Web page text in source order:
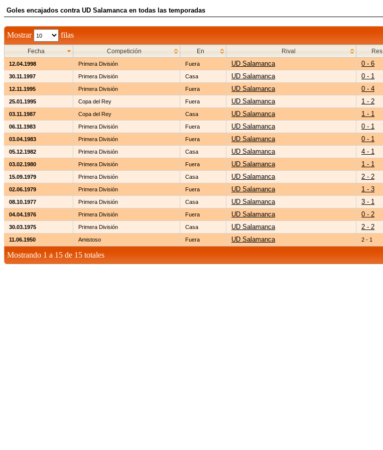
Goles encajados contra UD Salamanca en todas las temporadas
Mostrar filas
Fecha Competición En Rival Res
12.04.1998 Primera División Fuera UD Salamanca 0 - 6
30.11.1997 Primera División Casa UD Salamanca 0 - 1
12.11.1995 Primera División Fuera UD Salamanca 0 - 4
25.01.1995 Copa del Rey Fuera UD Salamanca 1 - 2
03.11.1987 Copa del Rey Casa UD Salamanca 1 - 1
06.11.1983 Primera División Fuera UD Salamanca 0 - 1
03.04.1983 Primera División Fuera UD Salamanca 0 - 1
05.12.1982 Primera División Casa UD Salamanca 4 - 1
03.02.1980 Primera División Fuera UD Salamanca 1 - 1
15.09.1979 Primera División Casa UD Salamanca 2 - 2
02.06.1979 Primera División Fuera UD Salamanca 1 - 3
08.10.1977 Primera División Casa UD Salamanca 3 - 1
04.04.1976 Primera División Fuera UD Salamanca 0 - 2
30.03.1975 Primera División Casa UD Salamanca 2 - 2
11.06.1950 Amistoso Fuera UD Salamanca 2 - 1
Mostrando 1 a 15 de 15 totales